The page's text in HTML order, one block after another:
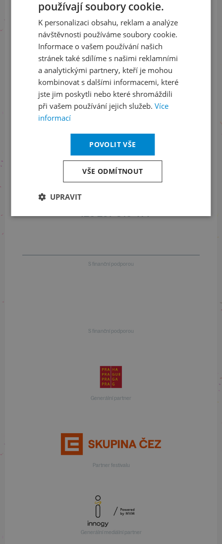
ODEBÍRAT NEWSLETTER
Sledujte nás na sociálních sítích
LinkedInflickr
+420 461 049 232
+420 257 310 414
S finanční podporou
S finanční podporou
Generální partner
Partner festivalu
Generální mediální partner
ENGLISH
používají soubory cookie.
K personalizaci obsahu, reklam a analýze
návštěvnosti používáme soubory cookie.
Informace o vašem používání našich
stránek také sdílíme s našimi reklamními
a analytickými partnery, kteří je mohou
kombinovat s dalšími informacemi, které
jste jim poskytli nebo které shromáždili
při vašem používání jejich služeb. Více
informací
POVOLIT VŠE
VŠE ODMÍTNOUT
UPRAVIT